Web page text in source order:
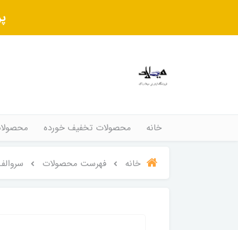
خانه محصولات تخفیف خورده
خانه فهرست محصولات